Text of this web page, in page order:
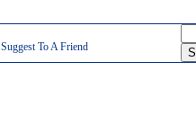
Suggest To A Friend